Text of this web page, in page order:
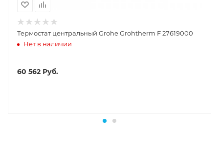
Термостат центральный Grohe Grohtherm F 27619000
Нет в наличии
60 562 Руб.